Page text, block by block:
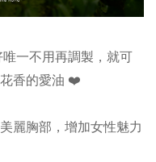
唯一不用再調製，就可
花香的愛油 ❤️
麗胸部，增加女性魅力